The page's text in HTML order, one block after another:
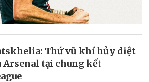
Thứ vũ khí hủy diệt
Arsenal tại chung kết